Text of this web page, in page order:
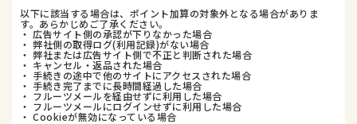
以下に該当する場合は、ポイント加算の対象外となる場合がありま
す。あらかじめご了承ください。
・ 広告サイト側の承認が下りなかった場合
・ 弊社側の取得ログ(利用記録)がない場合
・ 弊社または広告サイト側で不正と判断された場合
・ キャンセル・返品された場合
・ 手続きの途中で他のサイトにアクセスされた場合
・ 手続き完了までに長時間経過した場合
・ フルーツメールを経由せずに利用した場合
・ フルーツメールにログインせずに利用した場合
・ Cookieが無効になっている場合